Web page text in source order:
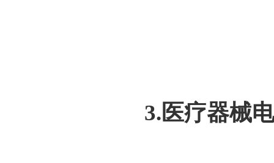
3.医疗器械电子